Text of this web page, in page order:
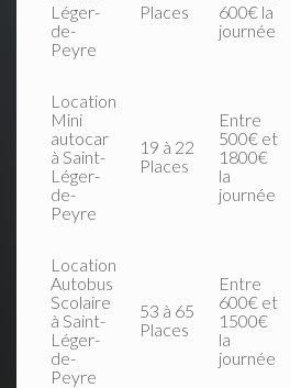
Léger-
de-
Peyre
Places
600€ la
journée
Location
Mini
autocar
à Saint-
Léger-
de-
Peyre
19 à 22
Places
Entre
500€ et
1800€
la
journée
Location
Autobus
Scolaire
à Saint-
Léger-
de-
Peyre
53 à 65
Places
Entre
600€ et
1500€
la
journée